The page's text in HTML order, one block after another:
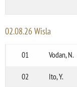
02.08.26 Wisla
01
Vodan, N.
02 Ito, Y.